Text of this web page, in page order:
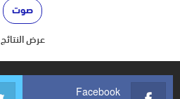
عرض النتائج
Facebook